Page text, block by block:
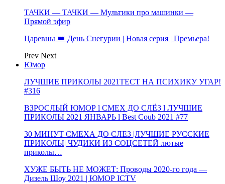
ТАЧКИ — ТАЧКИ — Мультики про машинки —
Прямой эфир
Царевны 👑 День Снегурии | Новая серия | Премьера!
Prev Next
Юмор
ЛУЧШИЕ ПРИКОЛЫ 2021ТЕСТ НА ПСИХИКУ УГАР!
#316
ВЗРОСЛЫЙ ЮМОР l СМЕХ ДО СЛЁЗ l ЛУЧШИЕ
ПРИКОЛЫ 2021 ЯНВАРЬ l Best Coub 2021 #77
30 МИНУТ СМЕХА ДО СЛЕЗ |ЛУЧШИЕ РУССКИЕ
ПРИКОЛЫ| ЧУДИКИ ИЗ СОЦСЕТЕЙ лютые
приколы…
ХУЖЕ БЫТЬ НЕ МОЖЕТ: Проводы 2020-го года —
Дизель Шоу 2021 | ЮМОР ICTV